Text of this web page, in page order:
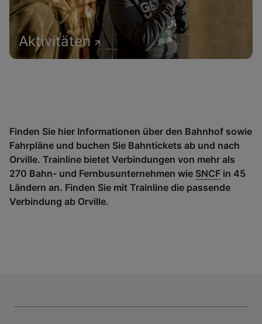
Aktivitäten
Finden Sie hier Informationen über den Bahnhof sowie
Fahrpläne und buchen Sie Bahntickets ab und nach
Orville. Trainline bietet Verbindungen von mehr als
270 Bahn- und Fernbusunternehmen wie SNCF in 45
Ländern an. Finden Sie mit Trainline die passende
Verbindung ab Orville.